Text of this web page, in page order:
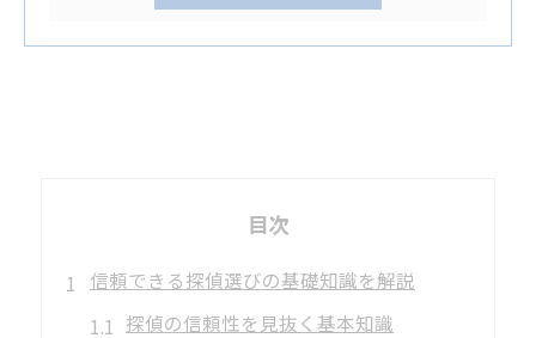
目次
信頼できる探偵選びの基礎知識を解説
探偵の信頼性を見抜く基本知識